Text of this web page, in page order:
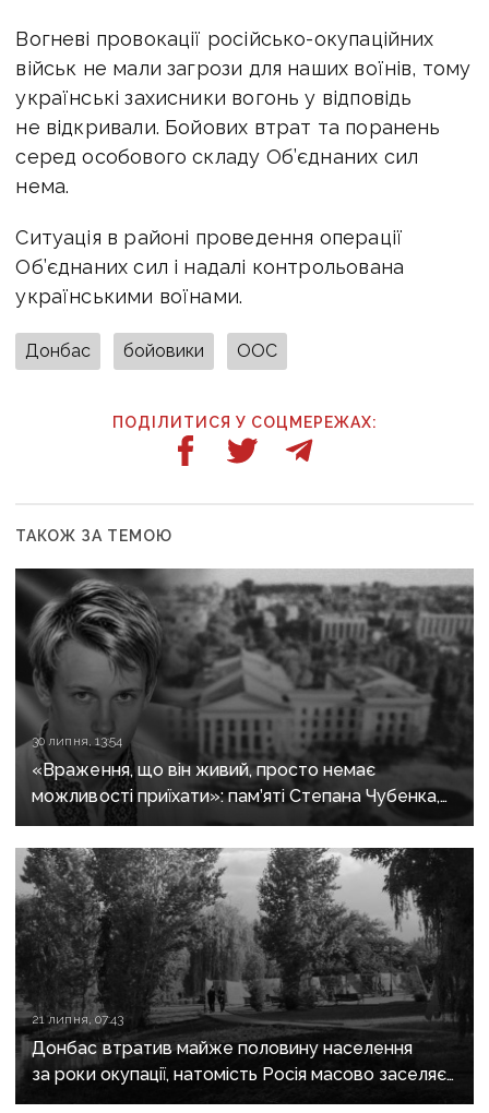
Вогневі провокації російсько-окупаційних
військ не мали загрози для наших воїнів, тому
українські захисники вогонь у відповідь
не відкривали. Бойових втрат та поранень
серед особового складу Об’єднаних сил
нема.
Ситуація в районі проведення операції
Об’єднаних сил і надалі контрольована
українськими воїнами.
Донбас бойовики ООС
ПОДІЛИТИСЯ У СОЦМЕРЕЖАХ:
ТАКОЖ ЗА ТЕМОЮ
30 липня, 13:54
«Враження, що він живий, просто немає
можливості приїхати»: пам’яті Степана Чубенка,
якого закатували бойовики за любов до України
21 липня, 07:43
Донбас втратив майже половину населення
за роки окупації, натомість Росія масово заселяє
регіон своїми громадянами — ГУР